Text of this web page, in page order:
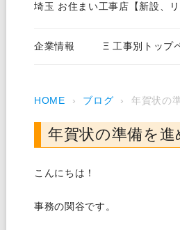
埼玉 お住まい工事店【新設、
企業情報
Ξ 工事別トップ
アスファルト舗装
外装塗装、サイデ
HOME › ブログ › 年賀状の
年賀状の準備を進
こんにちは！
事務の関谷です。